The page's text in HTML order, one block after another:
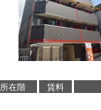
所在階 賃料